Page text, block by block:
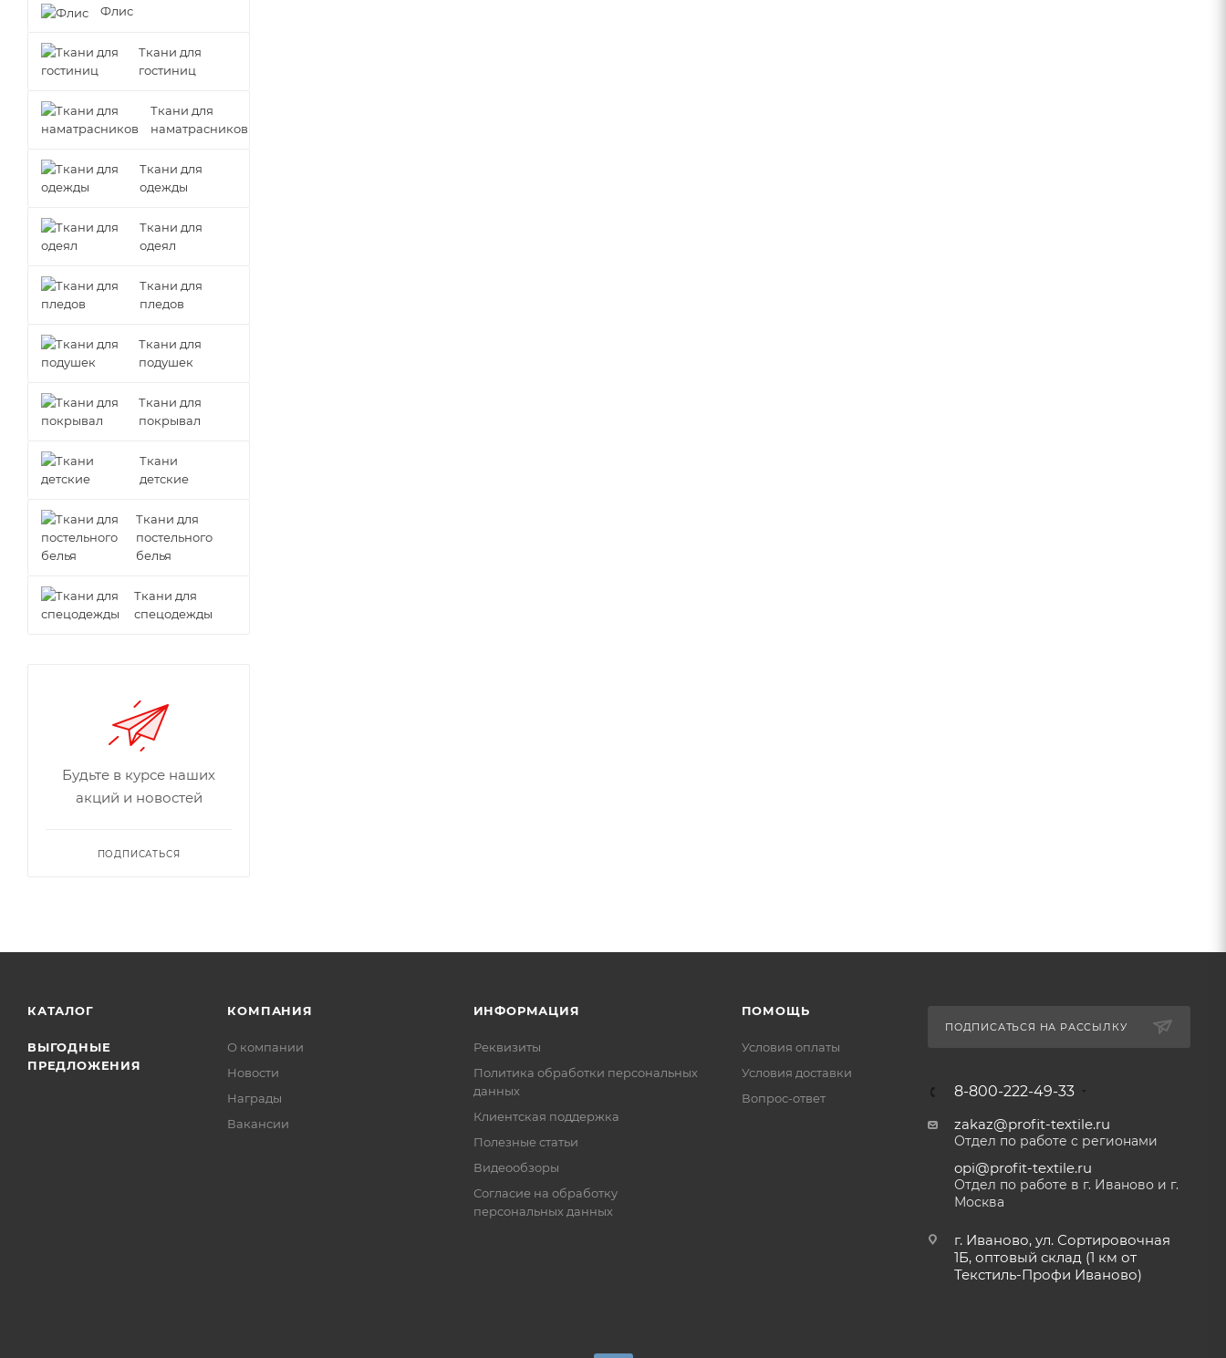
Флис
Ткани для
гостиниц
Ткани для
наматрасников
Ткани для
одежды
Ткани для
одеял
Ткани для
пледов
Ткани для
подушек
Ткани для
покрывал
Ткани
детские
Ткани для
постельного
белья
Ткани для
спецодежды
Будьте в курсе наших
акций и новостей
ПОДПИСАТЬСЯ
КАТАЛОГ
ВЫГОДНЫЕ
ПРЕДЛОЖЕНИЯ
КОМПАНИЯ
О компании
Новости
Награды
Вакансии
ИНФОРМАЦИЯ
Реквизиты
Политика обработки персональных
данных
Клиентская поддержка
Полезные статьи
Видеообзоры
Согласие на обработку
персональных данных
ПОМОЩЬ
Условия оплаты
Условия доставки
Вопрос-ответ
ПОДПИСАТЬСЯ НА РАССЫЛКУ
8-800-222-49-33
zakaz@profit-textile.ru
Отдел по работе с регионами
opi@profit-textile.ru
Отдел по работе в г. Иваново и г.
Москва
г. Иваново, ул. Сортировочная
1Б, оптовый склад (1 км от
Текстиль-Профи Иваново)